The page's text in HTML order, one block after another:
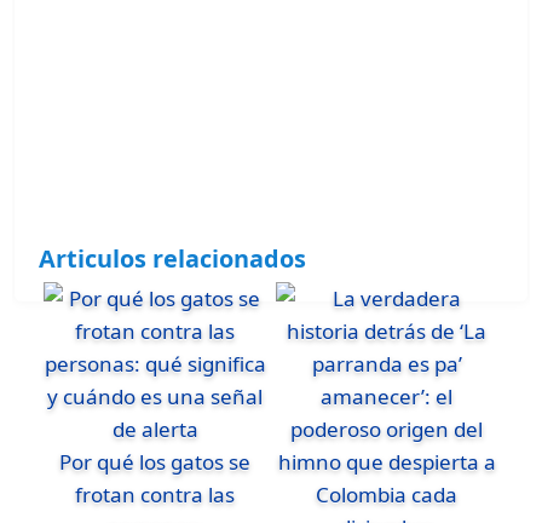
Articulos relacionados
Por qué los gatos se
frotan contra las